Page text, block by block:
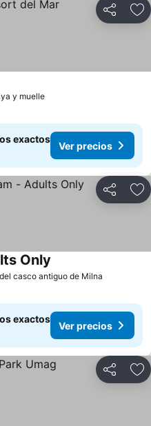
Compartir
y muelle
exactos
Ver precios
Compartir
casco antiguo de Milna
Only
exactos
Ver precios
Compartir